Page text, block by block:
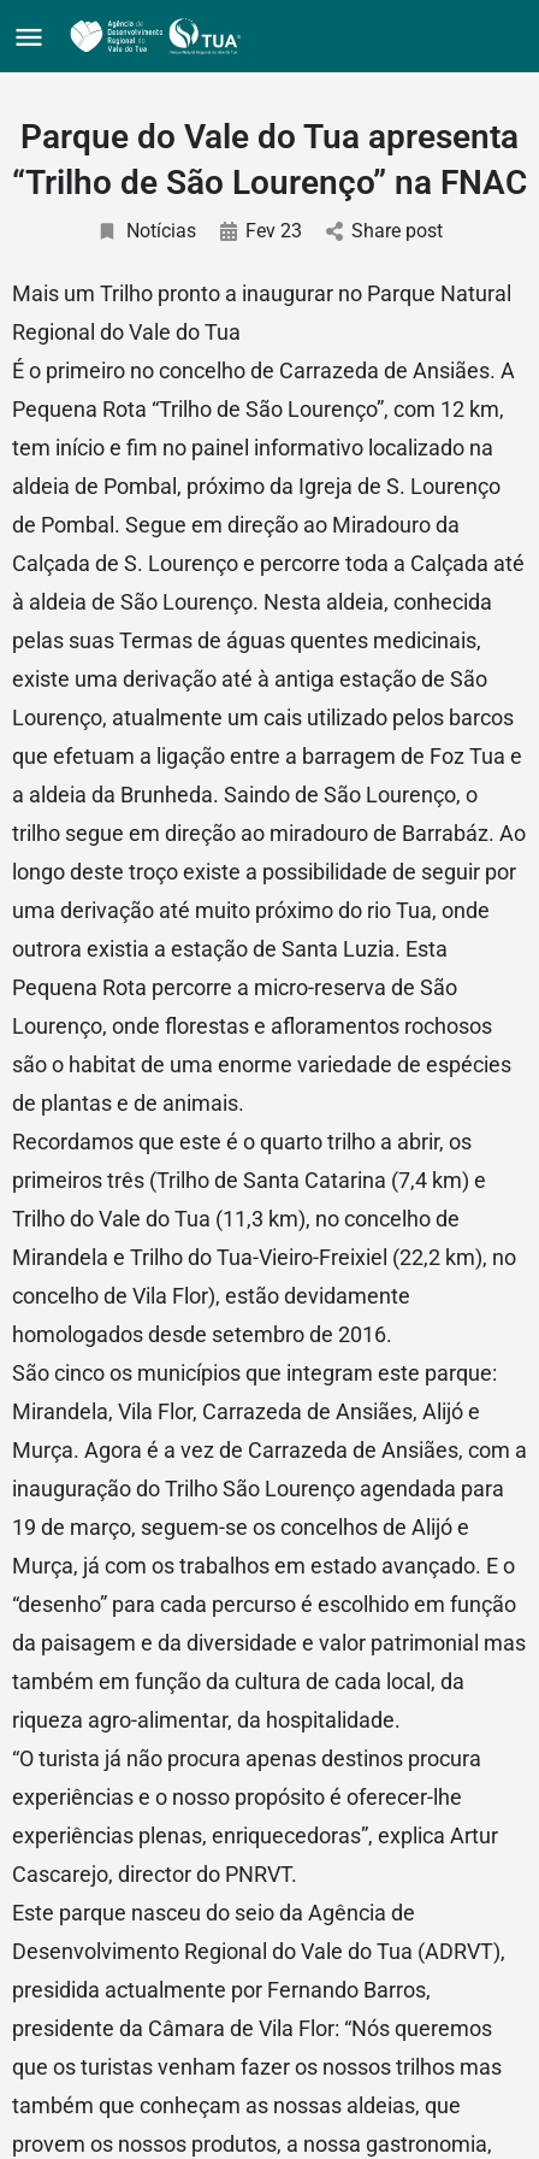
Parque do Vale do Tua apresenta
“Trilho de São Lourenço” na FNAC
Notícias Fev 23 Share post
Mais um Trilho pronto a inaugurar no Parque Natural
Regional do Vale do Tua
É o primeiro no concelho de Carrazeda de Ansiães. A
Pequena Rota “Trilho de São Lourenço”, com 12 km,
tem início e fim no painel informativo localizado na
aldeia de Pombal, próximo da Igreja de S. Lourenço
de Pombal. Segue em direção ao Miradouro da
Calçada de S. Lourenço e percorre toda a Calçada até
à aldeia de São Lourenço. Nesta aldeia, conhecida
pelas suas Termas de águas quentes medicinais,
existe uma derivação até à antiga estação de São
Lourenço, atualmente um cais utilizado pelos barcos
que efetuam a ligação entre a barragem de Foz Tua e
a aldeia da Brunheda. Saindo de São Lourenço, o
trilho segue em direção ao miradouro de Barrabáz. Ao
longo deste troço existe a possibilidade de seguir por
uma derivação até muito próximo do rio Tua, onde
outrora existia a estação de Santa Luzia. Esta
Pequena Rota percorre a micro-reserva de São
Lourenço, onde florestas e afloramentos rochosos
são o habitat de uma enorme variedade de espécies
de plantas e de animais.
Recordamos que este é o quarto trilho a abrir, os
primeiros três (Trilho de Santa Catarina (7,4 km) e
Trilho do Vale do Tua (11,3 km), no concelho de
Mirandela e Trilho do Tua-Vieiro-Freixiel (22,2 km), no
concelho de Vila Flor), estão devidamente
homologados desde setembro de 2016.
São cinco os municípios que integram este parque:
Mirandela, Vila Flor, Carrazeda de Ansiães, Alijó e
Murça. Agora é a vez de Carrazeda de Ansiães, com a
inauguração do Trilho São Lourenço agendada para
19 de março, seguem-se os concelhos de Alijó e
Murça, já com os trabalhos em estado avançado. E o
“desenho” para cada percurso é escolhido em função
da paisagem e da diversidade e valor patrimonial mas
também em função da cultura de cada local, da
riqueza agro-alimentar, da hospitalidade.
“O turista já não procura apenas destinos procura
experiências e o nosso propósito é oferecer-lhe
experiências plenas, enriquecedoras”, explica Artur
Cascarejo, director do PNRVT.
Este parque nasceu do seio da Agência de
Desenvolvimento Regional do Vale do Tua (ADRVT),
presidida actualmente por Fernando Barros,
presidente da Câmara de Vila Flor: “Nós queremos
que os turistas venham fazer os nossos trilhos mas
também que conheçam as nossas aldeias, que
provem os nossos produtos, a nossa gastronomia,